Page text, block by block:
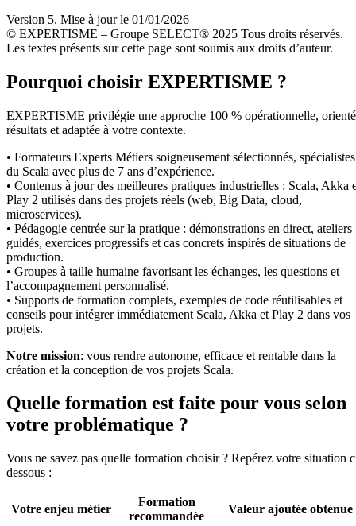
Version 5. Mise à jour le 01/01/2026
© EXPERTISME – Groupe SELECT® 2025 Tous droits réservés.
Les textes présents sur cette page sont soumis aux droits d’auteur.
Pourquoi choisir EXPERTISME ?
EXPERTISME privilégie une approche 100 % opérationnelle,
résultats et adaptée à votre contexte.
• Formateurs Experts Métiers soigneusement sélectionnés, spécialistes
du Scala avec plus de 7 ans d’expérience.
• Contenus à jour des meilleures pratiques industrielles : Scala, Akka
Play 2 utilisés dans des projets réels (web, Big Data, cloud,
microservices).
• Pédagogie centrée sur la pratique : démonstrations en direct, ateliers
guidés, exercices progressifs et cas concrets inspirés de situations de
production.
• Groupes à taille humaine favorisant les échanges, les questions et
l’accompagnement personnalisé.
• Supports de formation complets, exemples de code réutilisables et
conseils pour intégrer immédiatement Scala, Akka et Play 2 dans vos
projets.
Notre mission: vous rendre autonome, efficace et rentable dans la
création et la conception de vos projets Scala.
Quelle formation est faite pour vous selon
votre problématique ?
Vous ne savez pas quelle formation choisir ? Repérez votre situation
dessous :
Votre enjeu métier
Formation
recommandée
Valeur ajoutée obtenue